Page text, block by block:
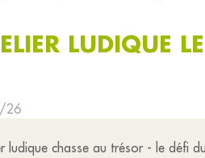
LUDIQUE
26
ludique chasse au trésor - le défi